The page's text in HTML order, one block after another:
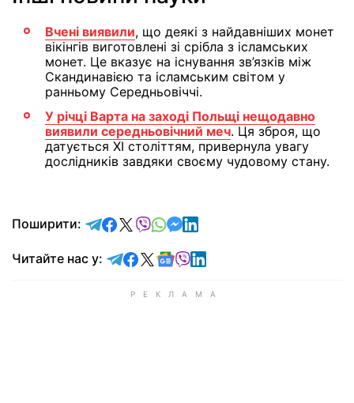
Вчені виявили, що деякі з найдавніших монет
вікінгів виготовлені зі срібла з ісламських
монет. Це вказує на існування зв’язків між
Скандинавією та ісламським світом у
ранньому Середньовіччі.
У річці Варта на заході Польщі нещодавно
виявили середньовічний меч. Ця зброя, що
датується XI століттям, привернула увагу
дослідників завдяки своєму чудовому стану.
Поширити: відправити у Telegram
поділитись у Facebook
поділитись у X
відправити у Viber
відправити у Whatsapp
відправити у Messenger
відправити у LinkedIn
Читайте нас у: Читайте у Telegram
Читайте у Facebook
Читайте у X
Читайте у Google news
Читайте у Viber
Читайте у LinkedIn